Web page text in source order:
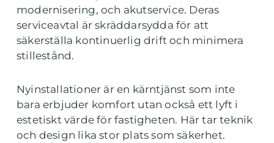
modernisering, och akutservice. Deras
serviceavtal är skräddarsydda för att
säkerställa kontinuerlig drift och minimera
stillestånd.
Nyinstallationer är en kärntjänst som inte
bara erbjuder komfort utan också ett lyft i
estetiskt värde för fastigheten. Här tar teknik
och design lika stor plats som säkerhet.